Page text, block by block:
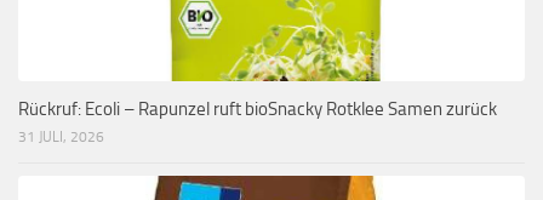
Rückruf: Ecoli – Rapunzel ruft bioSnacky Rotklee Samen zurück
31 JULI, 2026